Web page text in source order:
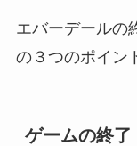
エバーデールの
の３つのポイン
ゲームの終了